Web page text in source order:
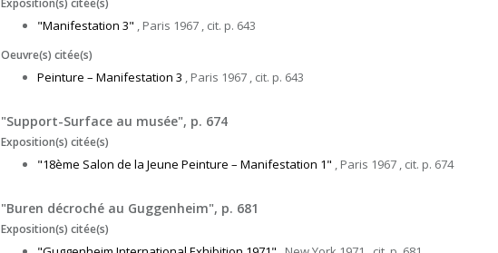
Exposition(s) citée(s)
"Manifestation 3" , Paris 1967 , cit. p. 643
Oeuvre(s) citée(s)
Peinture – Manifestation 3 , Paris 1967 , cit. p. 643
"Support-Surface au musée", p. 674
Exposition(s) citée(s)
"18ème Salon de la Jeune Peinture – Manifestation 1" , Paris 1967 , cit. p. 674
"Buren décroché au Guggenheim", p. 681
Exposition(s) citée(s)